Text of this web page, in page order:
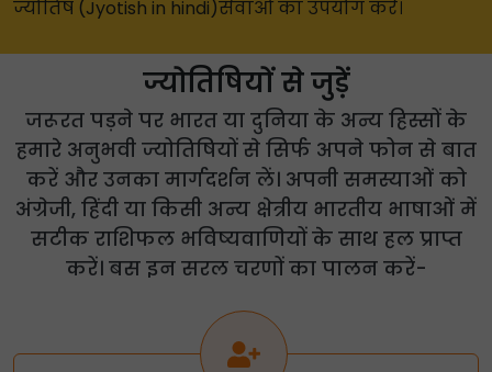
ज्योतिष (Jyotish in hindi)सेवाओं का उपयोग करें।
ज्योतिषियों से जुड़ें
जरूरत पड़ने पर भारत या दुनिया के अन्य हिस्सों के
हमारे अनुभवी ज्योतिषियों से सिर्फ अपने फोन से बात
करें और उनका मार्गदर्शन लें। अपनी समस्याओं को
अंग्रेजी, हिंदी या किसी अन्य क्षेत्रीय भारतीय भाषाओं में
सटीक राशिफल भविष्यवाणियों के साथ हल प्राप्त
करें। बस इन सरल चरणों का पालन करें-